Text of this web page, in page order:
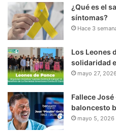
¿Qué es el
síntomas?
Hace 3
Los Leones
solidaridad
mayo 27, 2026
Fallece
baloncesto
mayo 5, 2026